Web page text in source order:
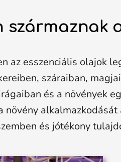
származnak
az esszenciális olajok
száraiban,
és a növények
növény
és jótékony